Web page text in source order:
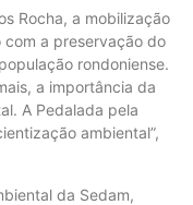
Rocha, a mobilização
a preservação do
rondoniense.
a importância da
A Pedalada pela
ambiental”,
da Sedam,